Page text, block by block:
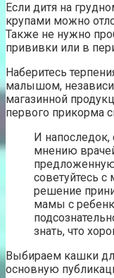
Если дитя на
крупами можно
Также не нужно
прививки или в
Наберитесь
малышом,
магазинной
первого прикорма
И
мнению
советуйтесь
решение
мамы с
знать, что
Выбираем кашки
основную